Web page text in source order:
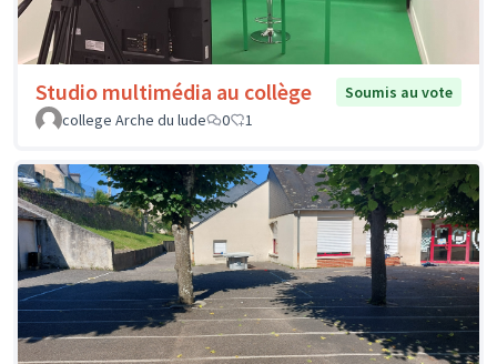
Studio multimédia au collège
Soumis au vote
college Arche du lude
0 1